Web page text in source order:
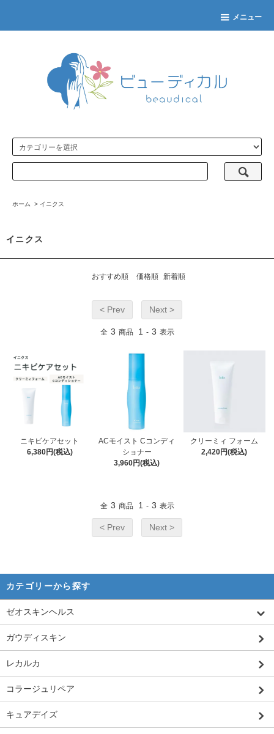
メニュー
ホーム > イニクス
イニクス
おすすめ順 価格順 新着順
< Prev Next >
全 3 商品 1 - 3 表示
ニキビケアセット
6,380円(税込)
ACモイスト Cコンディ
ショナー
3,960円(税込)
クリーミィ フォーム
2,420円(税込)
全 3 商品 1 - 3 表示
< Prev Next >
カテゴリーから探す
ゼオスキンヘルス
ガウディスキン
レカルカ
コラージュリペア
キュアデイズ